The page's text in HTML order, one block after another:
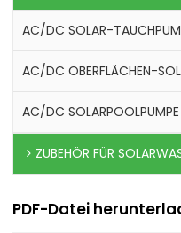
AC/DC SOLAR-
AC/DC OBERFLÄCHEN-
AC/DC SOLARPOOLPUMPE
ZUBEHÖR FÜR
PDF-Datei